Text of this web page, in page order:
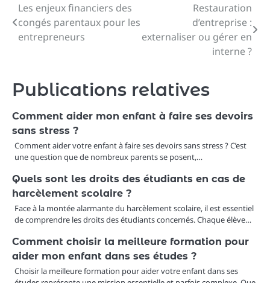
Navigation
de
Les enjeux financiers des
congés parentaux pour les
entrepreneurs
Restauration
d’entreprise :
externaliser ou gérer en
interne ?
Publications relatives
Comment aider mon enfant à faire ses devoirs
sans stress ?
Comment aider votre enfant à faire ses devoirs sans stress ? C’est
une question que de nombreux parents se posent,…
Quels sont les droits des étudiants en cas de
harcèlement scolaire ?
Face à la montée alarmante du harcèlement scolaire, il est essentiel
de comprendre les droits des étudiants concernés. Chaque élève…
Comment choisir la meilleure formation pour
aider mon enfant dans ses études ?
Choisir la meilleure formation pour aider votre enfant dans ses